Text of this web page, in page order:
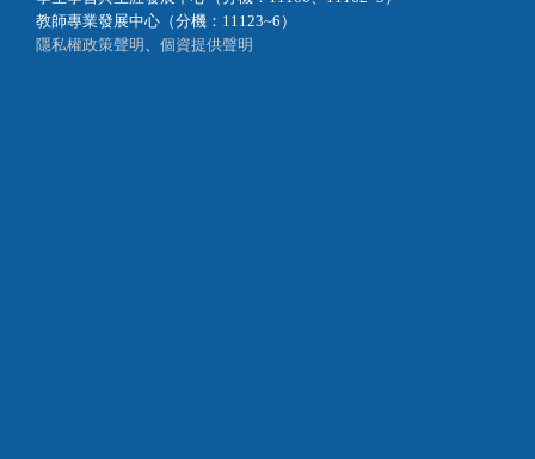
教師專業發展中心（分機：11123~6）
隱私權政策聲明 、 個資提供聲明